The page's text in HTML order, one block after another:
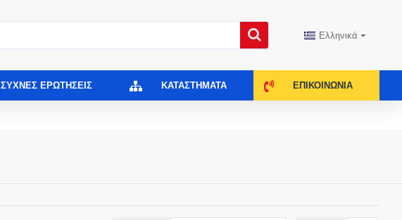
Ελληνικά
ΣΥΧΝΈΣ ΕΡΩΤΉΣΕΙΣ ΚΑΤΑΣΤΉΜΑΤΑ ΕΠΙΚΟΙΝΩΝΊΑ